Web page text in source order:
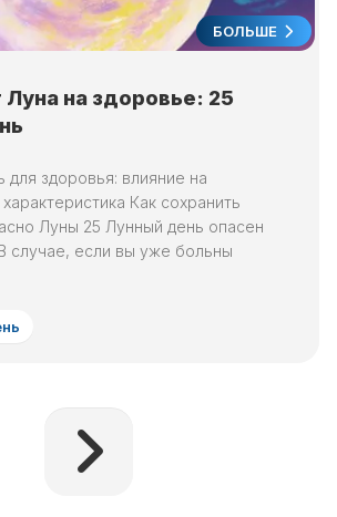
БОЛЬШЕ
Луна на здоровье: 25
для здоровья: влияние на
Как сохранить
Луны 25 Лунный день опасен
случае, если вы уже больны